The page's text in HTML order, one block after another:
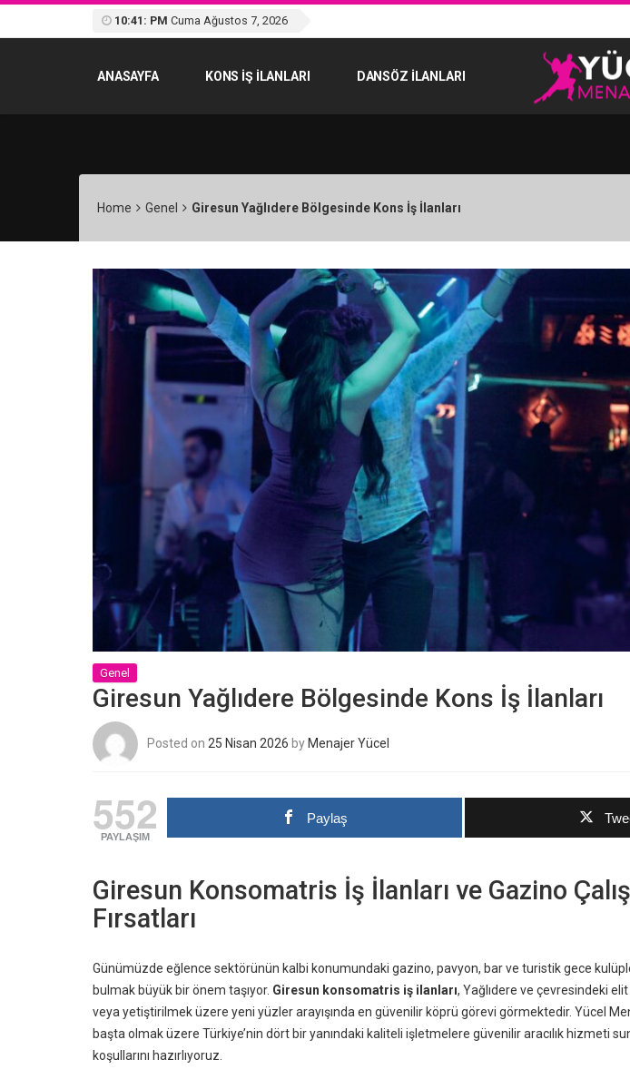
10:41: PM Cuma Ağustos 7, 2026
ANASAYFA KONS IŞ ILANLARI DANSÖZ İLANLARI
Home Genel Giresun Yağlıdere Bölgesinde Kons İş İlanları
Genel
Giresun Yağlıdere Bölgesinde Kons İş İlanları
Posted on 25 Nisan 2026 byMenajer Yücel
552
PAYLAŞIM
Paylaş
Giresun Konsomatris İş İlanları ve Gazino
Fırsatları
Günümüzde eğlence sektörünün kalbi konumundaki gazino, pavyon, bar ve turistik gece
bulmak büyük bir önem taşıyor. Giresun konsomatris iş ilanları, Yağlıdere ve çevresindeki
veya yetiştirilmek üzere yeni yüzler arayışında en güvenilir köprü görevi görmektedir. Yücel
başta olmak üzere Türkiye’nin dört bir yanındaki kaliteli işletmelere güvenilir aracılık hizmeti
koşullarını hazırlıyoruz.